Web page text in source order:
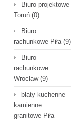
Biuro projektowe
Toruń (0)
Biuro
rachunkowe Piła(9)
Biuro
rachunkowe
Wrocław(9)
blaty kuchenne
kamienne
granitowe Piła